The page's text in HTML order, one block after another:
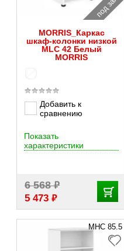
MORRIS_Каркас
шкаф-колонки низкой
MLC 42 Белый
MORRIS
Добавить к
сравнению
6 568₽
5 473 ₽
Показать
характеристики
MHC 85.5